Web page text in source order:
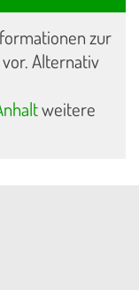
zur
Alternativ
weitere